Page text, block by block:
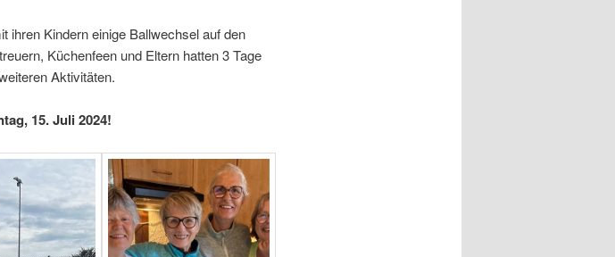
ihren Kindern einige Ballwechsel auf den
Küchenfeen und Eltern hatten 3 Tage
Aktivitäten.
15. Juli 2024!